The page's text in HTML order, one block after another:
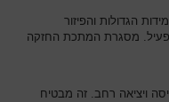
הגדולות והפיזור
מסגרת המתכת החזקה
ויציאה רחב. זה מבטיח